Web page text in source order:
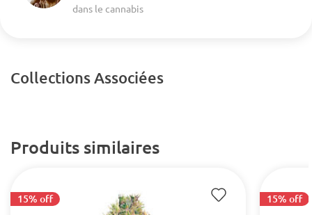
dans le cannabis
Collections Associées
Produits similaires
15% off 15% off